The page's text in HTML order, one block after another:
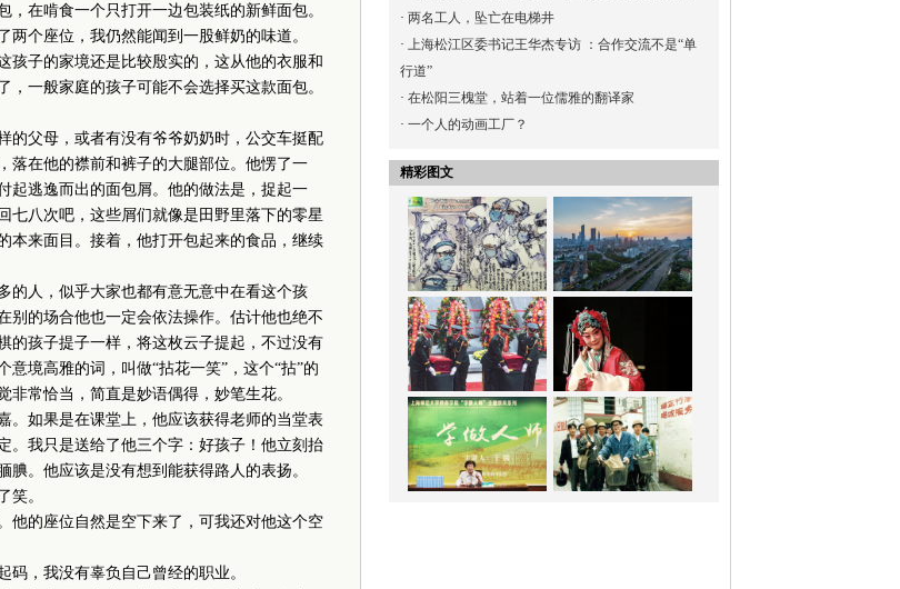
在啃食一个只打开一边包装纸的新鲜面包。
个座位，我仍然能闻到一股鲜奶的味道。
子的家境还是比较殷实的，这从他的衣服和
一般家庭的孩子可能不会选择买这款面包。
父母，或者有没有爷爷奶奶时，公交车挺配
落在他的襟前和裤子的大腿部位。他愣了一
起逃逸而出的面包屑。他的做法是，捉起一
七八次吧，这些屑们就像是田野里落下的零星
本来面目。接着，他打开包起来的食品，继续
人，似乎大家也都有意无意中在看这个孩
别的场合他也一定会依法操作。估计他也绝不
的孩子提子一样，将这枚云子提起，不过没有
境高雅的词，叫做“拈花一笑”，这个“拈”的
常恰当，简直是妙语偶得，妙笔生花。
如果是在课堂上，他应该获得老师的当堂表
。我只是送给了他三个字：好孩子！他立刻抬
。他应该是没有想到能获得路人的表扬。
。
的座位自然是空下来了，可我还对他这个空
，我没有辜负自己曾经的职业。
· 两名工人，坠亡在电梯井
· 上海松江区委书记王华杰专访 ：合作交流不是“单
行道”
· 在松阳三槐堂，站着一位儒雅的翻译家
· 一个人的动画工厂？
精彩图文